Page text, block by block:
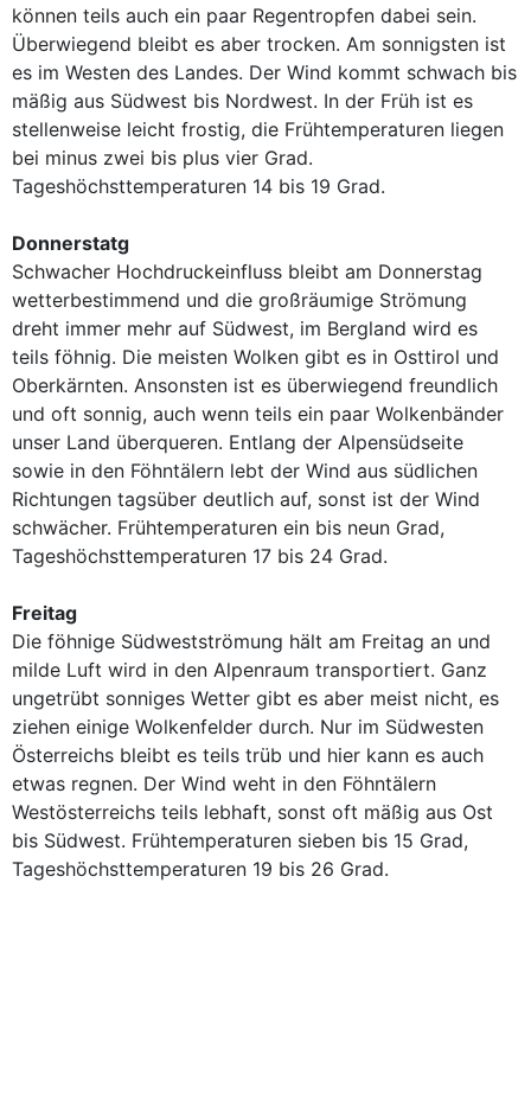
können teils auch ein paar Regentropfen dabei sein.
Überwiegend bleibt es aber trocken. Am sonnigsten ist
es im Westen des Landes. Der Wind kommt schwach bis
mäßig aus Südwest bis Nordwest. In der Früh ist es
stellenweise leicht frostig, die Frühtemperaturen liegen
bei minus zwei bis plus vier Grad.
Tageshöchsttemperaturen 14 bis 19 Grad.
Donnerstatg
Schwacher Hochdruckeinfluss bleibt am Donnerstag
wetterbestimmend und die großräumige Strömung
dreht immer mehr auf Südwest, im Bergland wird es
teils föhnig. Die meisten Wolken gibt es in Osttirol und
Oberkärnten. Ansonsten ist es überwiegend freundlich
und oft sonnig, auch wenn teils ein paar Wolkenbänder
unser Land überqueren. Entlang der Alpensüdseite
sowie in den Föhntälern lebt der Wind aus südlichen
Richtungen tagsüber deutlich auf, sonst ist der Wind
schwächer. Frühtemperaturen ein bis neun Grad,
Tageshöchsttemperaturen 17 bis 24 Grad.
Freitag
Die föhnige Südwestströmung hält am Freitag an und
milde Luft wird in den Alpenraum transportiert. Ganz
ungetrübt sonniges Wetter gibt es aber meist nicht, es
ziehen einige Wolkenfelder durch. Nur im Südwesten
Österreichs bleibt es teils trüb und hier kann es auch
etwas regnen. Der Wind weht in den Föhntälern
Westösterreichs teils lebhaft, sonst oft mäßig aus Ost
bis Südwest. Frühtemperaturen sieben bis 15 Grad,
Tageshöchsttemperaturen 19 bis 26 Grad.